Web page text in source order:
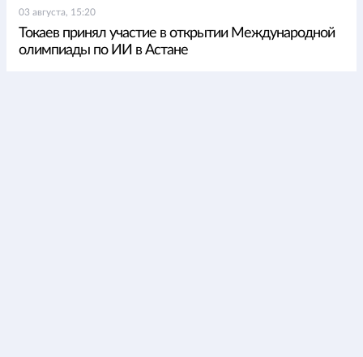
03 августа, 15:20
Токаев принял участие в открытии Международной
олимпиады по ИИ в Астане